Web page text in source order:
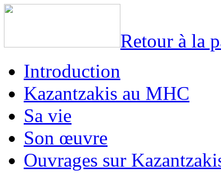
Retour à la
Introduction
Kazantzakis au MHC
Sa vie
Son œuvre
Ouvrages sur